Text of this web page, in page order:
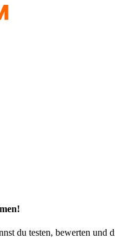
du testen, bewerten und